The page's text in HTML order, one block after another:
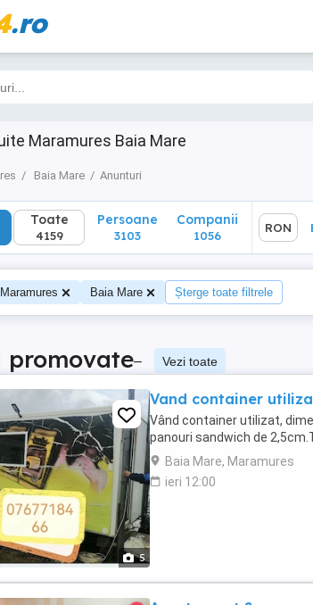
.ro
Maramures Baia Mare
Baia Mare Anunturi
Toate
4159
Toate
4159
Persoane
3103
Companii
1056
RON
Maramures Baia Mare Șterge toate filtrele
promovate– Vezi toate
5
Vand container
Vând container utilizat,
panouri sandwich de
Baia Mare, Maramures
ieri 12:00